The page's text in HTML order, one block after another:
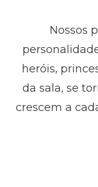
Nossos
heróis,
da sala, se
crescem a